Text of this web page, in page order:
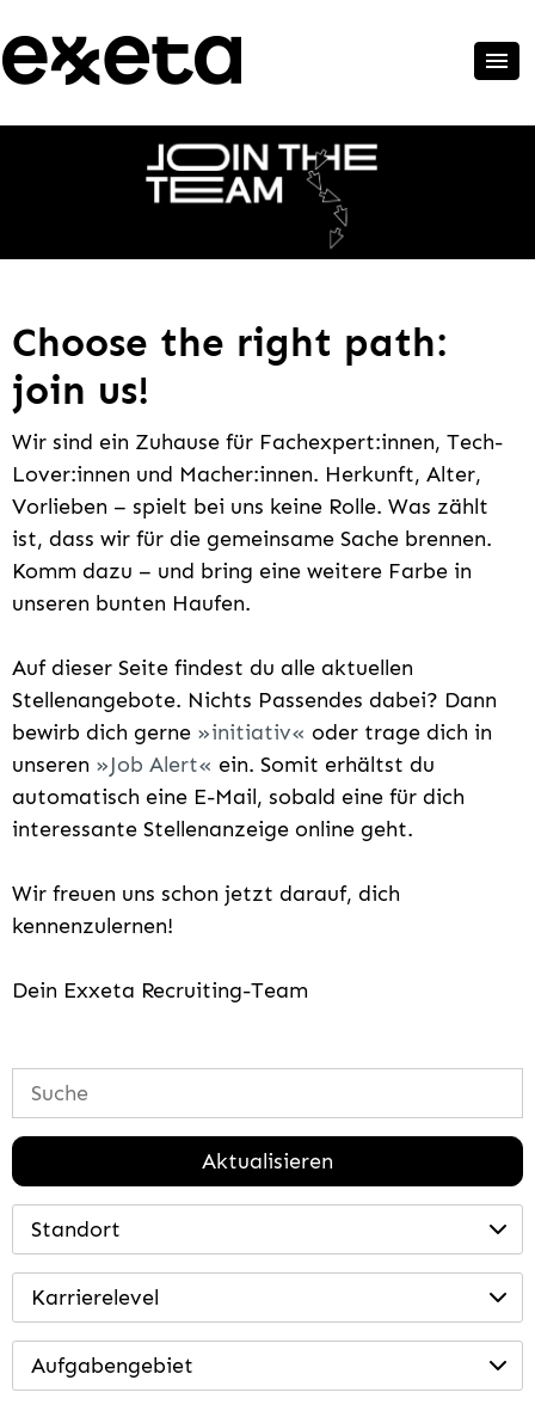
Choose the right path:
join us!
Wir sind ein Zuhause für Fachexpert:innen, Tech-
Lover:innen und Macher:innen. Herkunft, Alter,
Vorlieben – spielt bei uns keine Rolle. Was zählt
ist, dass wir für die gemeinsame Sache brennen.
Komm dazu – und bring eine weitere Farbe in
unseren bunten Haufen.
Auf dieser Seite findest du alle aktuellen
Stellenangebote. Nichts Passendes dabei? Dann
bewirb dich gerne
initiativ
oder trage dich in
unseren
Job Alert
ein. Somit erhältst du
automatisch eine E-Mail, sobald eine für dich
interessante Stellenanzeige online geht.
Wir freuen uns schon jetzt darauf, dich
kennenzulernen!
Dein Exxeta Recruiting-Team
Aktualisieren
Standort
Karrierelevel
Aufgabengebiet